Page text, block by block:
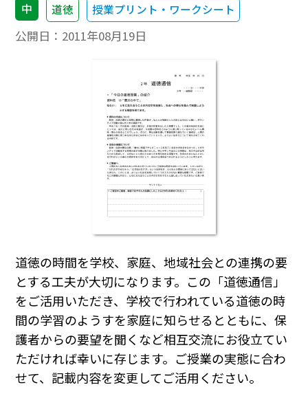
中 道徳 授業プリント・ワークシート
公開日： 2011年08月19日
道徳の時間を学校、家庭、地域社会との連携の要
とする工夫が大切になります。この「道徳通信」
をご活用いただき、学校で行われている道徳の時
間の学習のようすを家庭に知らせるとともに、保
護者からの要望を聞くなど相互交流にお役立てい
ただければ幸いに存じます。ご授業の実態に合わ
せて、記載内容を変更してご活用ください。